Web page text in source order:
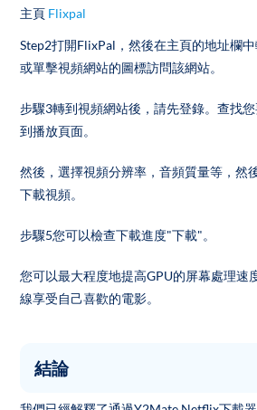
主頁 Flixpal
Step2打開FlixPal，然後在主頁的地址欄中
或單擊視頻網站的圖標訪問該網站。
步驟3轉到視頻網站後，請先登錄。查找
到播放頁面。
然後，選擇視頻分辨率，音頻質量等，然
下載視頻。
步驟5您可以檢查下載進度"下載"。
您可以最大程度地提高GPU的屏幕處理速
線享受自己喜歡的電影。
結論